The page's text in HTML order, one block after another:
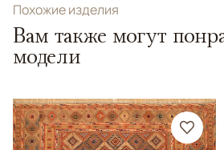
Похожие изделия
Вам также могут
модели